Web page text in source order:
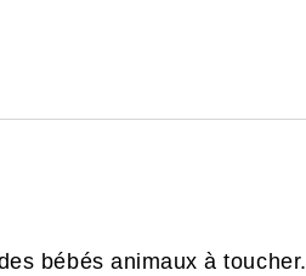
bébés animaux à toucher.